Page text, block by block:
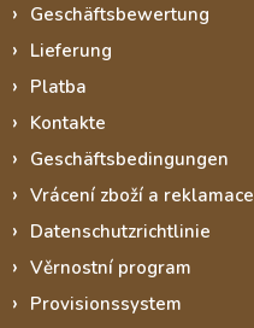
Geschäftsbewertung
Lieferung
Platba
Kontakte
Geschäftsbedingungen
Vrácení zboží a reklamace
Datenschutzrichtlinie
Věrnostní program
Provisionssystem